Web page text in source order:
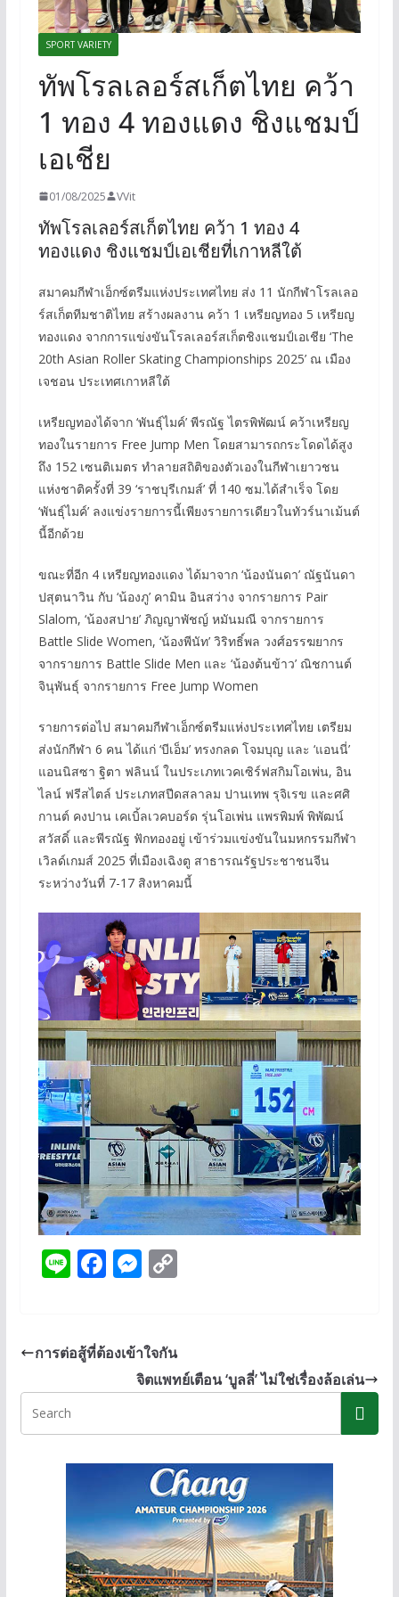
SPORT VARIETY
ทัพโรลเลอร์สเก็ตไทย คว้า
1 ทอง 4 ทองแดง ชิงแชมป์
เอเชีย
01/08/2025 VVit
ทัพโรลเลอร์สเก็ตไทย คว้า 1 ทอง 4
ทองแดง ชิงแชมป์เอเชียที่เกาหลีใต้
สมาคมกีฬาเอ็กซ์ตรีมแห่งประเทศไทย ส่ง 11 นักกีฬาโรลเลอ
ร์สเก็ตทีมชาติไทย สร้างผลงาน คว้า 1 เหรียญทอง 5 เหรียญ
ทองแดง จากการแข่งขันโรลเลอร์สเก็ตชิงแชมป์เอเชีย ‘The
20th Asian Roller Skating Championships 2025’ ณ เมือง
เจชอน ประเทศเกาหลีใต้
เหรียญทองได้จาก ‘พันธุ์ไมค์’ พีรณัฐ ไตรพิพัฒน์ คว้าเหรียญ
ทองในรายการ Free Jump Men โดยสามารถกระโดดได้สูง
ถึง 152 เซนติเมตร ทำลายสถิติของตัวเองในกีฬาเยาวชน
แห่งชาติครั้งที่ 39 ‘ราชบุรีเกมส์’ ที่ 140 ซม.ได้สำเร็จ โดย
‘พันธุ์ไมค์’ ลงแข่งรายการนี้เพียงรายการเดียวในทัวร์นาเม้นต์
นี้อีกด้วย
ขณะที่อีก 4 เหรียญทองแดง ได้มาจาก ‘น้องนันดา’ ณัฐนันดา
ปสุตนาวิน กับ ‘น้องภู’ คามิน อินสว่าง จากรายการ Pair
Slalom, ‘น้องสปาย’ ภิญญาพัชญ์ หมันมณี จากรายการ
Battle Slide Women, ‘น้องพีนัท’ วิริทธิ์พล วงศ์อรรฆยากร
จากรายการ Battle Slide Men และ ‘น้องต้นข้าว’ ณิชกานต์
จินุพันธุ์ จากรายการ Free Jump Women
รายการต่อไป สมาคมกีฬาเอ็กซ์ตรีมแห่งประเทศไทย เตรียม
ส่งนักกีฬา 6 คน ได้แก่ ‘บีเอ็ม’ ทรงกลด โจมบุญ และ ‘แอนนี่’
แอนนิสซา ฐิตา ฟลินน์ ในประเภทเวคเซิร์ฟสกิมโอเพ่น, อิน
ไลน์ ฟรีสไตล์ ประเภทสปีดสลาลม ปานเทพ รุจิเรข และศศิ
กานต์ คงปาน เคเบิ้ลเวคบอร์ด รุ่นโอเพ่น แพรพิมพ์ พิพัฒน์
สวัสดิ์ และพีรณัฐ ฟักทองอยู่ เข้าร่วมแข่งขันในมหกรรมกีฬา
เวิลด์เกมส์ 2025 ที่เมืองเฉิงตู สาธารณรัฐประชาชนจีน
ระหว่างวันที่ 7-17 สิงหาคมนี้
Li F
b
o
k
M
e
n
g
er
C
y
Li
n
k
การต่อสู้ที่ต้องเข้าใจกัน
จิตแพทย์เตือน ‘บูลลี่’ ไม่ใช่เรื่องล้อเล่น